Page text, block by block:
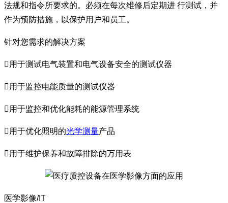
法规和指令所要求的。必须在每次维修后定期进 行测试，并
作为预防措施，以保护用户和员工。
针对您需求的解决方案
用于测试电气装置和电气设备安全的测试仪器
用于监控电能质量的测试仪器
用于监控和优化能耗的能源管理系统
用于优化照明的光学测量产品
用于维护保养和故障排除的万用表
医学影像/IT